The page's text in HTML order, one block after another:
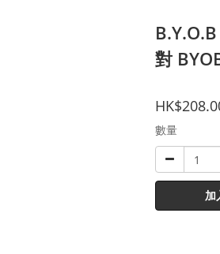
對
數量
加